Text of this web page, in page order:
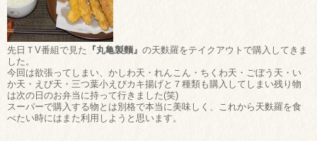
先日ＴV番組で見た 『丸亀製麵』 の天麩羅をテイクアウトで購入してきま
した。
今回は欲張ってしまい、かしわ天・れんこん・ちくわ天・ごぼう天・い
か天・えび天・三つ葉小えびカキ揚げと７種類も購入してしまい残り物
は次の日のお弁当に持って行きました(笑)
スーパーで購入する物とは別格で本当に美味しく、これから天麩羅を食
べたい時にはまた利用しようと思います。